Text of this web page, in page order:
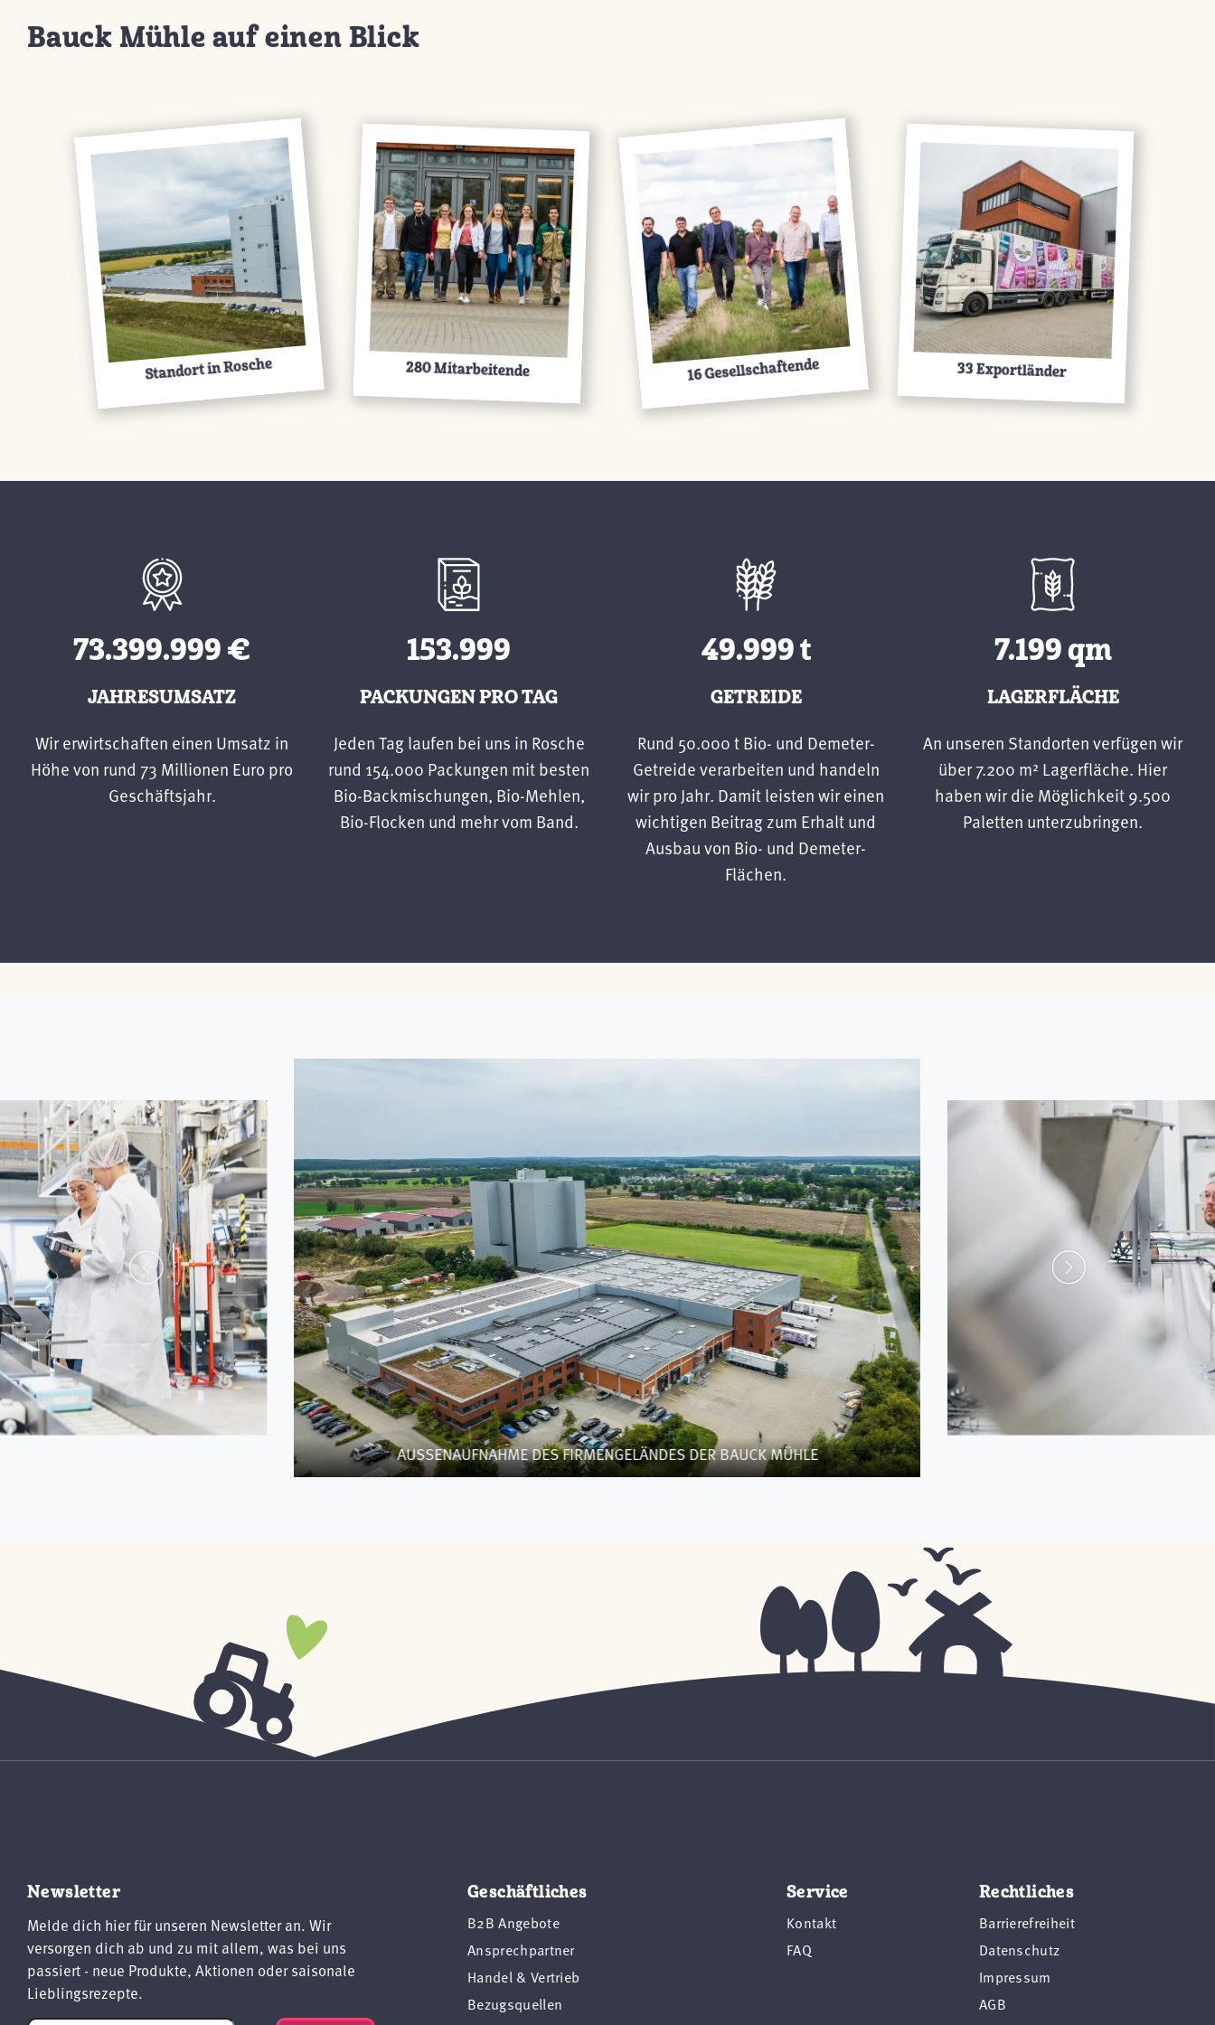
Bauck Mühle auf einen Blick
Standort in Rosche 280 Mitarbeitende 16 Gesellschaftende 33 Exportländer
73.400.000 €
JAHRESUMSATZ
Wir erwirtschaften einen Umsatz in
Höhe von rund 73 Millionen Euro pro
Geschäftsjahr.
154.000
PACKUNGEN PRO TAG
Jeden Tag laufen bei uns in Rosche
rund 154.000 Packungen mit besten
Bio-Backmischungen, Bio-Mehlen,
Bio-Flocken und mehr vom Band.
50.000 t
GETREIDE
Rund 50.000 t Bio- und Demeter-
Getreide verarbeiten und handeln
wir pro Jahr. Damit leisten wir einen
wichtigen Beitrag zum Erhalt und
Ausbau von Bio- und Demeter-
Flächen.
7.200 qm
LAGERFLÄCHE
An unseren Standorten verfügen wir
über 7.200 m² Lagerfläche. Hier
haben wir die Möglichkeit 9.500
Paletten unterzubringen.
AUSSENAUFNAHME DES FIRMENGELÄNDES DER BAUCK MÜHLE
Newsletter
Melde dich hier für unseren Newsletter an. Wir
versorgen dich ab und zu mit allem, was bei uns
passiert - neue Produkte, Aktionen oder saisonale
Lieblingsrezepte.
Geschäftliches
B2B Angebote
Ansprechpartner
Handel & Vertrieb
Bezugsquellen
Service
Kontakt
FAQ
Rechtliches
Barrierefreiheit
Datenschutz
Impressum
AGB